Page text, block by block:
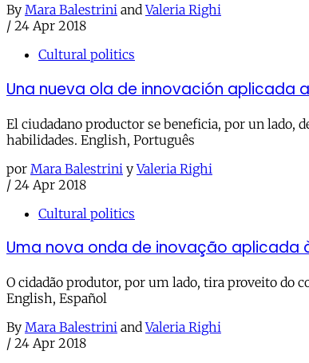
By Mara Balestrini andValeria Righi
/ 24 Apr 2018
Cultural politics
Una nueva ola de innovación aplicada
El ciudadano productor se beneficia, por un lado,
habilidades. English, Português
por Mara Balestrini yValeria Righi
/ 24 Apr 2018
Cultural politics
Uma nova onda de inovação aplicada
O cidadão produtor, por um lado, tira proveito do
English, Español
By Mara Balestrini andValeria Righi
/ 24 Apr 2018